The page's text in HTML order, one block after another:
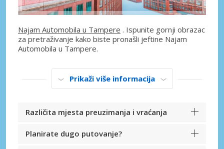
Najam Automobila u Tampere . Ispunite gornji obrazac
za pretraživanje kako biste pronašli jeftine Najam
Automobila u Tampere.
Prikaži više informacija
Različita mjesta preuzimanja i vraćanja
Planirate dugo putovanje?